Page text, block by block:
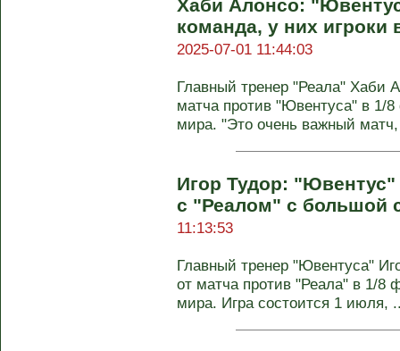
Хаби Алонсо:
команда, у них
2025-07-01 11:44:03
Главный тренер "Реала" Хаби
матча против "Ювентуса" в 1/
мира. "Это очень важный
Игор Тудор: "Ювентус"
с "Реалом" с большой
11:13:53
Главный тренер "Ювентуса"
от матча против "Реала" в 1/8
мира. Игра состоится 1 июля,